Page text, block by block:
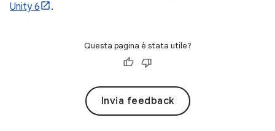
Unity 6
.
Questa pagina è stata utile?
Invia feedback